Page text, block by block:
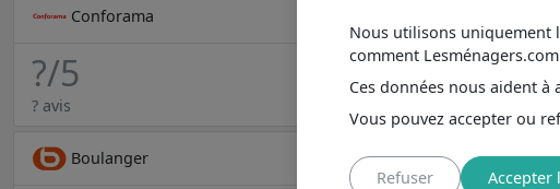
Conforama
?/5
? avis
Boulanger
Nous utilisons uniquement
comment
Ces données nous aident à
Vous pouvez accepter ou
Refuser Accepter